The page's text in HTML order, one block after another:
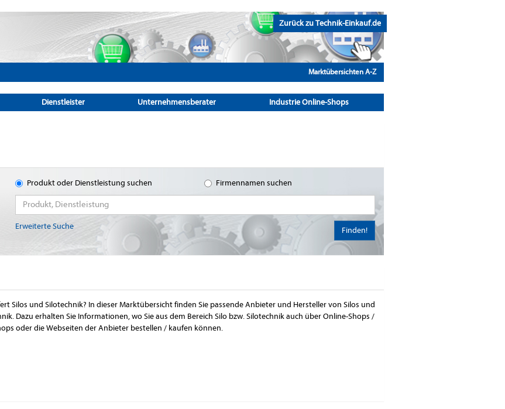
Zurück zu Technik-Einkauf.de
Marktübersichten A-Z
Dienstleister Unternehmensberater Industrie Online-Shops
Produkt oder Dienstleistung suchen Firmennamen suchen
Erweiterte Suche Finden!
Silos und Silotechnik? In dieser Marktübersicht finden Sie passende Anbieter und Hersteller von Silos und
Dazu erhalten Sie Informationen, wo Sie aus dem Bereich Silo bzw. Silotechnik auch über Online-Shops /
oder die Webseiten der Anbieter bestellen / kaufen können.